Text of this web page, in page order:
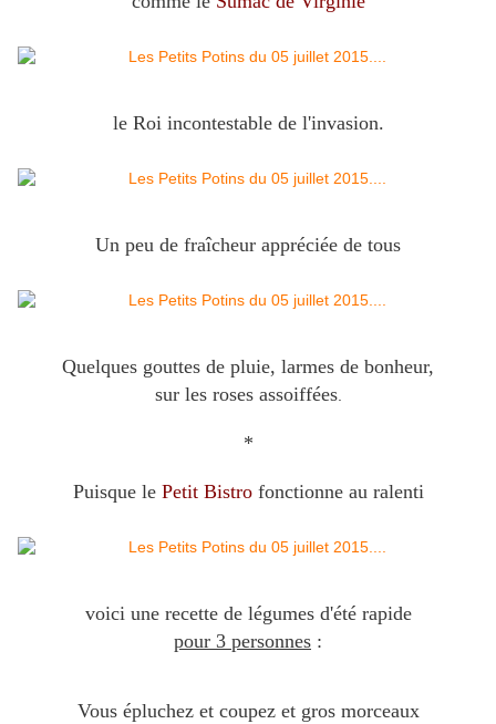
le Roi incontestable de l'invasion.
Un peu de fraîcheur appréciée de tous
Quelques gouttes de pluie, larmes de bonheur,
sur les roses assoiffées.
*
Puisque le Petit Bistrofonctionne au ralenti
voici une recette de légumes d'été rapide
pour 3 personnes :
Vous épluchez et coupez et gros morceaux